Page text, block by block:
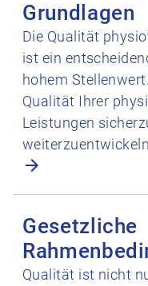
Grundlagen
Die Qualität
ist ein
hohem
Qualität Ihrer
Leistungen
Gesetzliche
Qualität ist nicht